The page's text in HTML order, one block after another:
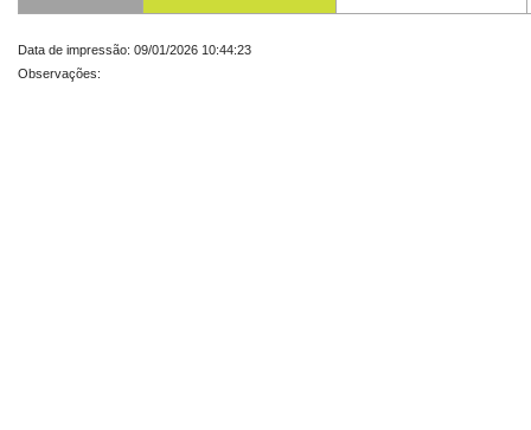
Data de impressão: 09/01/2026 10:44:23
Observações: